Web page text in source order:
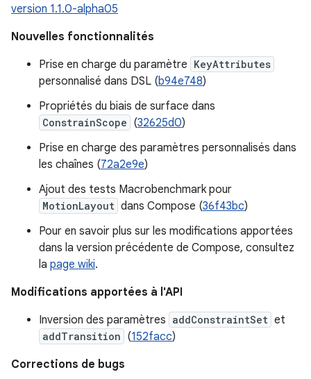
version 1.1.0-alpha05
Nouvelles fonctionnalités
Prise en charge du paramètre KeyAttributes
personnalisé dans DSL (b94e748)
Propriétés du biais de surface dans
ConstrainScope (32625d0)
Prise en charge des paramètres personnalisés dans
les chaînes (72a2e9e)
Ajout des tests Macrobenchmark pour
MotionLayout dans Compose (36f43bc)
Pour en savoir plus sur les modifications apportées
dans la version précédente de Compose, consultez
la page wiki.
Modifications apportées à l'API
Inversion des paramètres addConstraintSet et
addTransition (152facc)
Corrections de bugs